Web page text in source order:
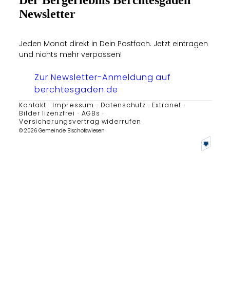
Newsletter
Jeden Monat direkt in Dein Postfach. Jetzt eintragen
und nichts mehr verpassen!
Zur Newsletter-Anmeldung auf
berchtesgaden.de
Kontakt Impressum Datenschutz
Extranet
Bilder lizenzfrei
AGBs
Versicherungsvertrag widerrufen
© 2026 Gemeinde Bischofswiesen